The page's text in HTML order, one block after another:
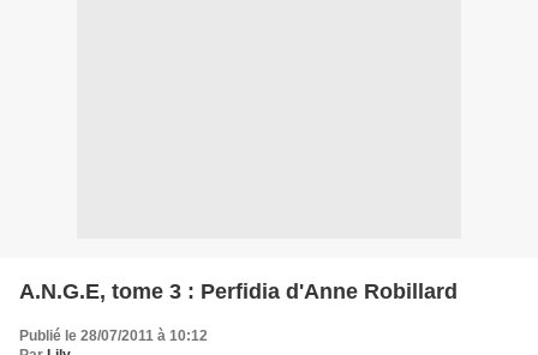
A.N.G.E, tome 3 : Perfidia d'Anne Robillard
Publié le 28/07/2011 à 10:12